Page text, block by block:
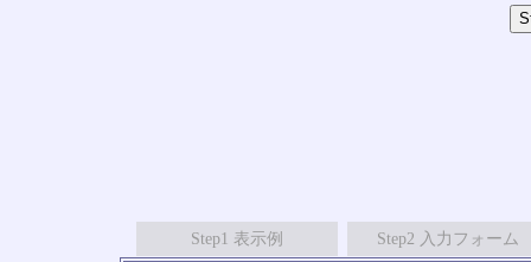
Step1 表示例 Step2 入力フォーム